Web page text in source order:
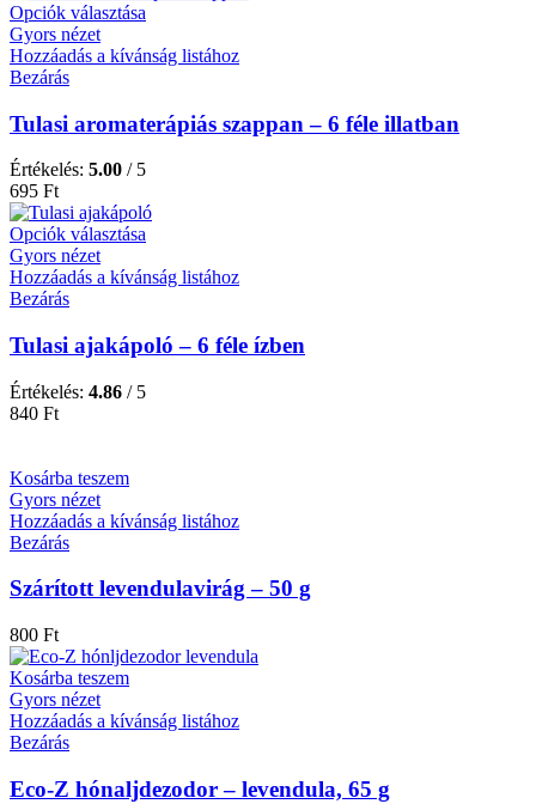
Opciók választása
Gyors nézet
Hozzáadás a kívánság listához
Bezárás
Tulasi aromaterápiás szappan – 6 féle illatban
Értékelés: 5.00 / 5
695 Ft
Opciók választása
Gyors nézet
Hozzáadás a kívánság listához
Bezárás
Tulasi ajakápoló – 6 féle ízben
Értékelés: 4.86 / 5
840 Ft
Kosárba teszem
Gyors nézet
Hozzáadás a kívánság listához
Bezárás
Szárított levendulavirág – 50 g
800 Ft
Kosárba teszem
Gyors nézet
Hozzáadás a kívánság listához
Bezárás
Eco-Z hónaljdezodor – levendula, 65 g